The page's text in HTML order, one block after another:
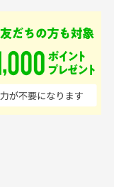
綺麗に梱包され
品を大切にして
伝わってきまし
ント部分に汚
と記載ありまし
務は致しておりま
ます。入金確認後
み期限とさせ
っている場合
メージがある商品